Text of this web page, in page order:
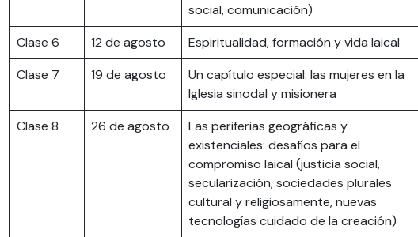
social, comunicación)
Clase 6 12 de agosto Espiritualidad, formación y vida laical
Clase 7
19 de agosto
Un capítulo especial: las mujeres en la
Iglesia sinodal y misionera
Clase 8 26 de agosto
Las periferias geográficas y
existenciales: desafíos para el
compromiso laical (justicia social,
secularización, sociedades plurales
cultural y religiosamente, nuevas
tecnologías cuidado de la creación)